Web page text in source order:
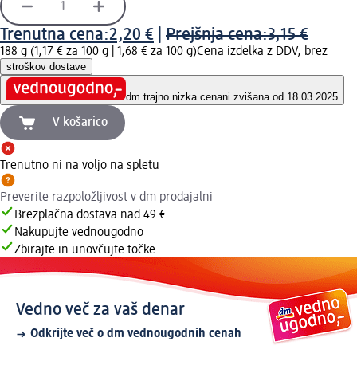
Trenutna cena:2,20 € Prejšnja cena:3,15 €
188 g (1,17 € za 100 g | 1,68 € za 100 g)Cena izdelka z DDV, brez
stroškov dostave
dm trajno nizka cenani zvišana od 18.03.2025
V košarico
Trenutno ni na voljo na spletu
Preverite razpoložljivost v dm prodajalni
Brezplačna dostava nad 49 €
Nakupujte vednougodno
Zbirajte in unovčujte točke
Vedno več za vaš denar
Odkrijte več o dm vednougodnih cenah